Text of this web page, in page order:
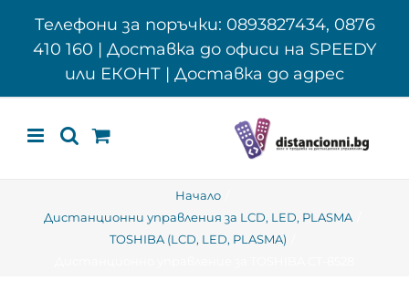
Телефони за поръчки: 0893827434, 0876
410 160 | Доставка до офиси на SPEEDY
или ЕКОНТ | Доставка до адрес
Начало
Дистанционни управления за LCD, LED, PLASMA
TOSHIBA (LCD, LED, PLASMA)